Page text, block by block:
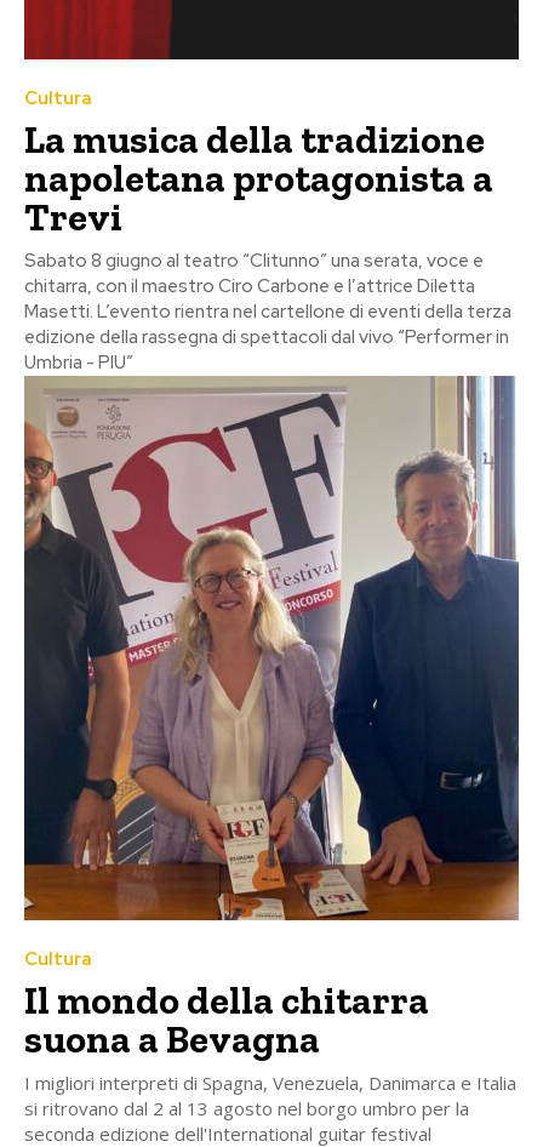
Cultura
La musica della tradizione
napoletana protagonista a
Trevi
Sabato 8 giugno al teatro “Clitunno” una serata, voce e
chitarra, con il maestro Ciro Carbone e l’attrice Diletta
Masetti. L’evento rientra nel cartellone di eventi della terza
edizione della rassegna di spettacoli dal vivo “Performer in
Umbria - PIU”
Cultura
Il mondo della chitarra
suona a Bevagna
I migliori interpreti di Spagna, Venezuela, Danimarca e Italia
si ritrovano dal 2 al 13 agosto nel borgo umbro per la
seconda edizione dell'International guitar festival